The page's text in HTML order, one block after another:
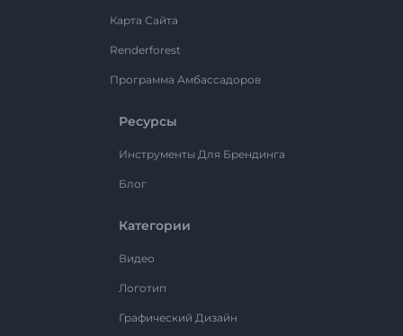
Карта Сайта
Renderforest
Программа Амбассадоров
Ресурсы
Инструменты Для Брендинга
Блог
Категории
Видео
Логотип
Графический Дизайн